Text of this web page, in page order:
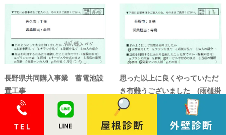
長野県共同購入事業 蓄電池設
置工事
長野県佐久市 Ｔ様
思った以上に良くやっていただ
き有難うございました (雨樋掛
け替え)
長野県長野市 Ｓ様